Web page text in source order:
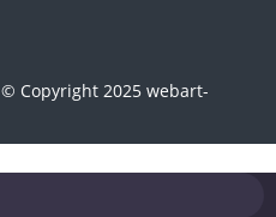
© Copyright 2025 webart-